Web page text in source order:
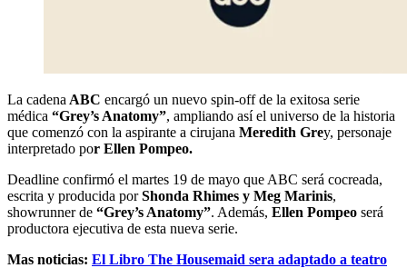
La cadena ABC encargó un nuevo spin-off de la exitosa serie
médica “Grey’s Anatomy”, ampliando así el universo de la historia
que comenzó con la aspirante a cirujana Meredith Grey, personaje
interpretado por Ellen Pompeo.
Deadline confirmó el martes 19 de mayo que ABC será cocreada,
escrita y producida porShonda Rhimes y Meg Marinis,
showrunner de “Grey’s Anatomy”. Además, Ellen Pompeo será
productora ejecutiva de esta nueva serie.
Mas noticias: El Libro The Housemaid sera adaptado a teatro